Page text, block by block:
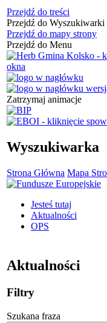
Przejdź do treści
Przejdź do Wyszukiwarki
Przejdź do mapy strony
Przejdź do Menu
Zatrzymaj animacje
Wyszukiwarka
Strona Główna Mapa
Jesteś tutaj
Aktualności
OPS
Aktualności
Filtry
Szukana fraza